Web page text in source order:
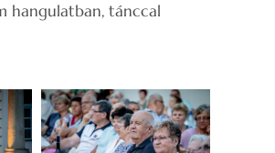
hangulatban, tánccal